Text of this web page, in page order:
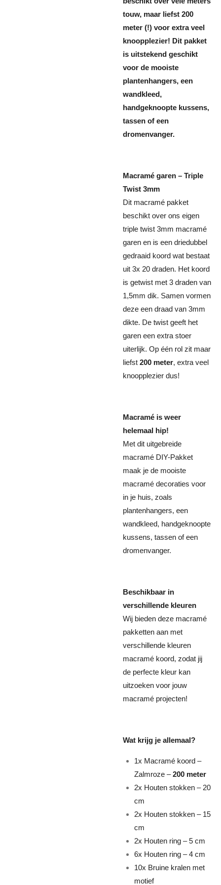
touw, maar liefst 200
meter (!) voor extra veel
knoopplezier! Dit pakket
is uitstekend geschikt
voor de mooiste
plantenhangers, een
wandkleed,
handgeknoopte kussens,
tassen of een
dromenvanger.
Macramé garen – Triple
Twist 3mm
Dit macramé pakket
beschikt over ons eigen
triple twist 3mm macramé
garen en is een driedubbel
gedraaid koord wat bestaat
uit 3x 20 draden. Het koord
is getwist met 3 draden van
1,5mm dik. Samen vormen
deze een draad van 3mm
dikte. De twist geeft het
garen een extra stoer
uiterlijk. Op één rol zit maar
liefst 200 meter, extra veel
knoopplezier dus!
Macramé is weer
helemaal hip!
Met dit uitgebreide
macramé DIY-Pakket
maak je de mooiste
macramé decoraties voor
in je huis, zoals
plantenhangers, een
wandkleed, handgeknoopte
kussens, tassen of een
dromenvanger.
Beschikbaar in
verschillende kleuren
Wij bieden deze macramé
pakketten aan met
verschillende kleuren
macramé koord, zodat jij
de perfecte kleur kan
uitzoeken voor jouw
macramé projecten!
Wat krijg je allemaal?
1x Macramé koord –
Zalmroze –200 meter
2x Houten stokken – 20
cm
2x Houten stokken – 15
cm
2x Houten ring – 5 cm
6x Houten ring – 4 cm
10x Bruine kralen met
motief